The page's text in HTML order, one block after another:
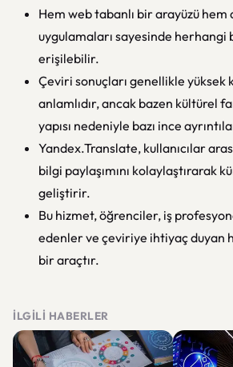
Hem web tabanlı bir arayüzü hem
uygulamaları sayesinde herhangi
erişilebilir.
Çeviri sonuçları genellikle yüksek
anlamlıdır, ancak bazen kültürel
yapısı nedeniyle bazı ince
Yandex.Translate, kullanıcılar
bilgi paylaşımını kolaylaştırarak
geliştirir.
Bu hizmet, öğrenciler, iş
edenler ve çeviriye ihtiyaç duyan
bir araçtır.
İLGILI HABERLER